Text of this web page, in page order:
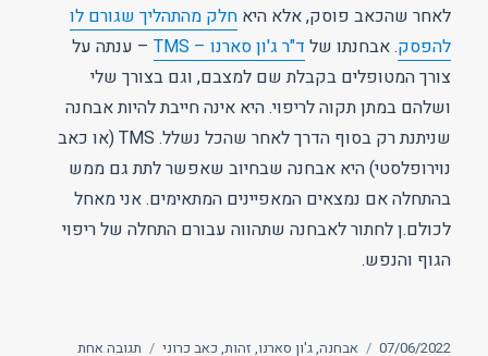
לאחר שהכאב פוסק, אלא היאחלק מהתהליך שגורם לו
להפסק. אבחנתו של ד"ר ג'ון סארנו – TMS
– ענתה על
צורך המטופלים בקבלת שם למצבם, וגם בצורך שלי
ושלהם במתן תקוה לריפוי. היא אינה חייבת להיות אבחנה
שניתנת רק בסוף הדרך לאחר שהכל נשלל. TMS (או כאב
נוירופלסטי) היא אבחנה שבחיוב שאפשר לתת גם ממש
בהתחלה אם נמצאים המאפיינים המתאימים. אני מאחל
לכולם.ן לחתור לאבחנה שתהווה עבורם התחלה של ריפוי
הגוף והנפש.
פורסם
07/06/2022 תגיות
אבחנה,ג'ון סארנו, זהות, כאב כרוני תגובה אחת